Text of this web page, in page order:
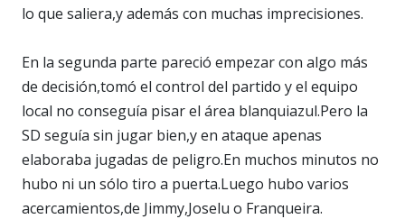
lo que saliera,y además con muchas imprecisiones.
En la segunda parte pareció empezar con algo más
de decisión,tomó el control del partido y el equipo
local no conseguía pisar el área blanquiazul.Pero la
SD seguía sin jugar bien,y en ataque apenas
elaboraba jugadas de peligro.En muchos minutos no
hubo ni un sólo tiro a puerta.Luego hubo varios
acercamientos,de Jimmy,Joselu o Franqueira.